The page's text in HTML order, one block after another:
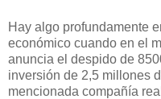
Hay algo profundamente
económico cuando en el
anuncia el despido de
inversión de 2,5 millones
mencionada compañía